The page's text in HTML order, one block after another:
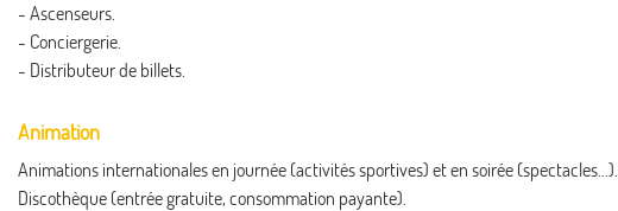
- Ascenseurs.
- Conciergerie.
- Distributeur de billets.
Animation
Animations internationales en journée (activités sportives) et en soirée (spectacles...).
Discothèque (entrée gratuite, consommation payante).